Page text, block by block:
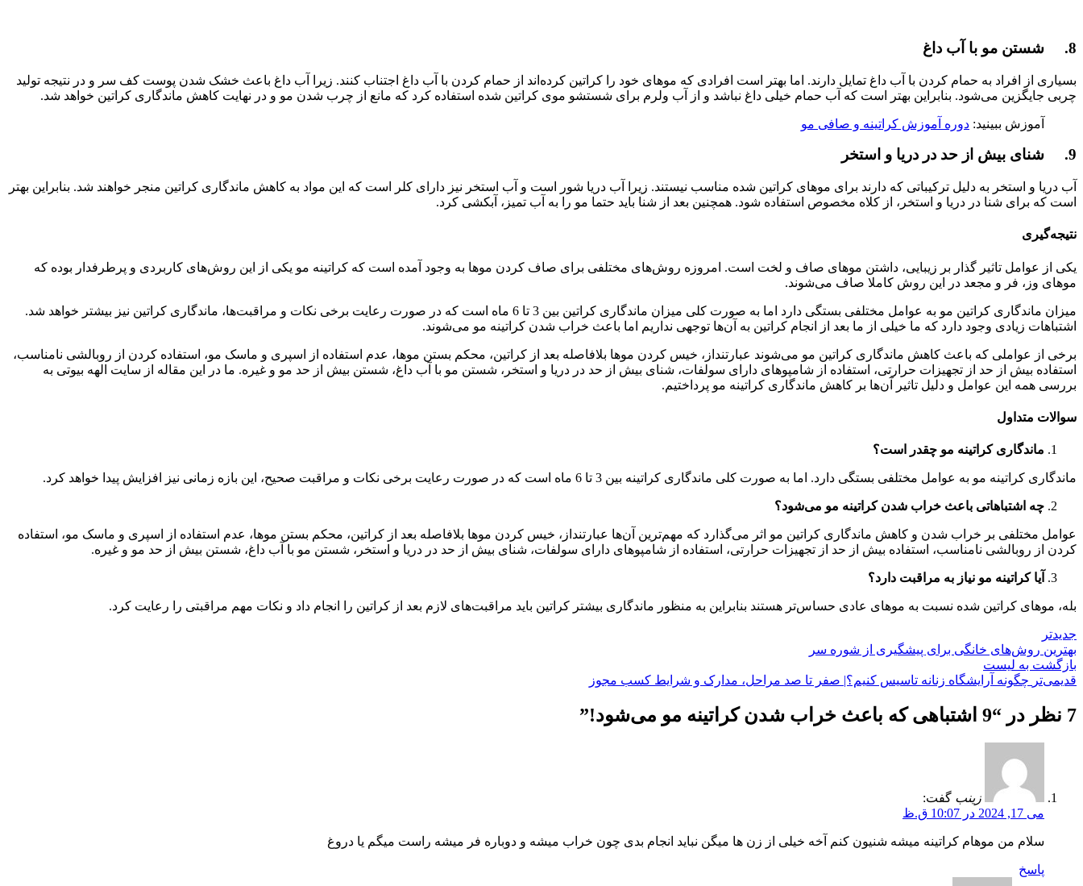
8. شستن مو با آب داغ
بسیاری از افراد به حمام کردن با آب داغ تمایل دارند. اما بهتر است افرادی که موهای خود را کراتین کرده‌اند از حمام کردن با آب داغ اجتناب کنند. زیرا آب داغ باعث خشک شدن پوست کف سر و در نتیجه تولید
چربی جایگزین می‌شود. بنابراین بهتر است که آب حمام خیلی داغ نباشد و از آب ولرم برای شستشو موی کراتین شده استفاده کرد که مانع از چرب شدن مو و در نهایت کاهش ماندگاری کراتین خواهد شد.
آموزش ببینید: دوره آموزش کراتینه و صافی مو
9. شنای بیش از حد در دریا و استخر
آب دریا و استخر به دلیل ترکیباتی که دارند برای موهای کراتین شده مناسب نیستند‌. زیرا آب دریا شور است و آب استخر نیز دارای کلر است که این مواد به کاهش ماندگاری کراتین منجر خواهند شد. بنابراین بهتر
است که برای شنا در دریا و استخر، از کلاه مخصوص استفاده شود. همچنین بعد از شنا باید حتما مو را به آب تمیز، آبکشی کرد.
نتیجه‌گیری
یکی از عوامل تاثیر گذار بر زیبایی، داشتن موهای صاف و لخت است. امروزه روش‌های مختلفی برای صاف کردن موها به وجود آمده است که کراتینه مو یکی از این روش‌های کاربردی و پرطرفدار بوده که
موهای وز، فر و مجعد در این روش کاملا صاف می‌شوند.
میزان ماندگاری کراتین مو به عوامل مختلفی بستگی دارد اما به صورت کلی میزان ماندگاری کراتین بین 3 تا 6 ماه است که در صورت رعایت برخی نکات و مراقبت‌ها، ماندگاری کراتین نیز بیشتر خواهد شد.
اشتباهات زیادی وجود دارد که ما خیلی از ما بعد از انجام کراتین به آن‌ها توجهی نداریم اما باعث خراب شدن کراتینه مو می‌شوند.
برخی از عواملی که باعث کاهش ماندگاری کراتین مو می‌شوند عبارتنداز، خیس کردن موها بلافاصله بعد از کراتین، محکم بستن موها، عدم استفاده از اسپری و ماسک مو، استفاده کردن از روبالشی نامناسب،
استفاده بیش از حد از تجهیزات حرارتی، استفاده از شامپوهای دارای سولفات، شنای بیش از حد در دریا و استخر، شستن مو با آب داغ، شستن بیش از حد مو و غیره. ما در این مقاله از سایت الهه بیوتی به
بررسی همه این عوامل و دلیل تاثیر آن‌ها بر کاهش ماندگاری کراتینه مو پرداختیم.
سوالات متداول
ماندگاری کراتینه مو چقدر است؟
ماندگاری کراتینه مو به عوامل مختلفی بستگی دارد. اما به صورت کلی ماندگاری کراتینه بین 3 تا 6 ماه است که در صورت رعایت برخی نکات و مراقبت صحیح، این بازه زمانی نیز افزایش پیدا خواهد کرد.
چه اشتباهاتی باعث خراب شدن کراتینه مو می‌شود؟
عوامل مختلفی بر خراب شدن و کاهش ماندگاری کراتین مو اثر می‌گذارد که مهم‌ترین آن‌ها عبارتنداز، خیس کردن موها بلافاصله بعد از کراتین، محکم بستن موها، عدم استفاده از اسپری و ماسک مو، استفاده
کردن از روبالشی نامناسب، استفاده بیش از حد از تجهیزات حرارتی، استفاده از شامپوهای دارای سولفات، شنای بیش از حد در دریا و استخر، شستن مو با آب داغ، شستن بیش از حد مو و غیره.
آیا کراتینه مو نیاز به مراقبت دارد؟
بله، موهای کراتین شده نسبت به موهای عادی حساس‌تر هستند‌ بنابراین به منظور ماندگاری بیشتر کراتین باید مراقبت‌های لازم بعد از کراتین را انجام داد و نکات مهم مراقبتی را رعایت کرد.
جدیدتر
بهترین روش‌های خانگی برای پیشگیری از شوره سر
بازگشت به لیست
قدیمی‌تر چگونه آرایشگاه زنانه تاسیس کنیم؟| صفر تا صد مراحل، مدارک و شرایط کسب مجوز
7 نظر در “ 9 اشتباهی که باعث خراب شدن کراتینه مو می‌شود! ”
زینب گفت:
می 17, 2024 در 10:07 ق.ظ
سلام من موهام کراتینه میشه شنیون کنم آخه خیلی از زن ها میگن نباید انجام بدی چون خراب میشه و دوباره فر میشه راست میگم یا دروغ
پاسخ